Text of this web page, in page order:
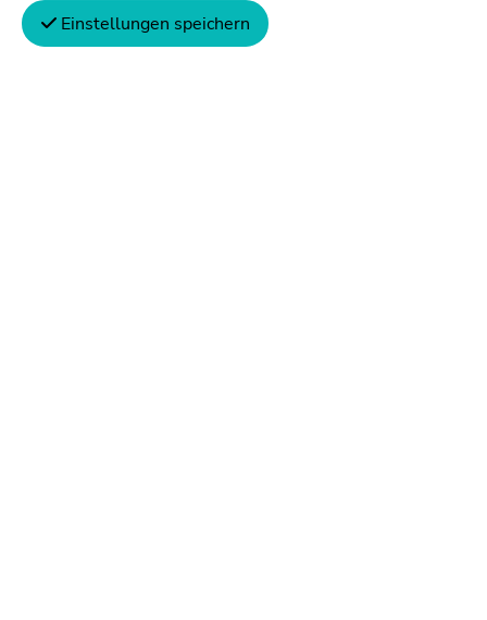
Wir bieten
Einstellungen speichern